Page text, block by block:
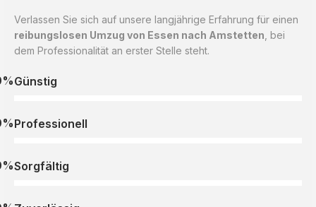
Verlassen Sie sich auf unsere langjährige Erfahrung für einen
reibungslosen Umzug von Essen nach Amstetten , bei
dem Professionalität an erster Stelle steht.
Günstig
Professionell
Sorgfältig